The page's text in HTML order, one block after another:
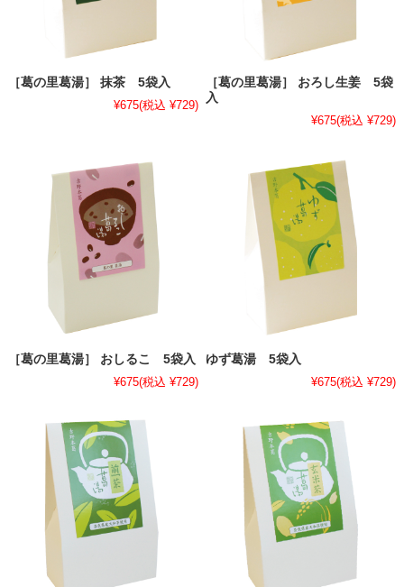
［葛の里葛湯］ 抹茶 5袋入
¥675(税込 ¥729)
［葛の里葛湯］ おろし生姜 5袋
入
¥675(税込 ¥729)
［葛の里葛湯］ おしるこ 5袋入
¥675(税込 ¥729)
ゆず葛湯 5袋入
¥675(税込 ¥729)